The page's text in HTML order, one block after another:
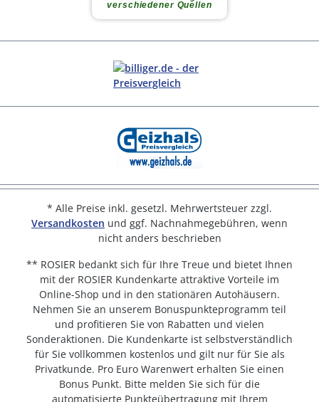
* Alle Preise inkl. gesetzl. Mehrwertsteuer zzgl.
Versandkosten und ggf. Nachnahmegebühren, wenn
nicht anders beschrieben
** ROSIER bedankt sich für Ihre Treue und bietet Ihnen
mit der ROSIER Kundenkarte attraktive Vorteile im
Online-Shop und in den stationären Autohäusern.
Nehmen Sie an unserem Bonuspunkteprogramm teil
und profitieren Sie von Rabatten und vielen
Sonderaktionen. Die Kundenkarte ist selbstverständlich
für Sie vollkommen kostenlos und gilt nur für Sie als
Privatkunde. Pro Euro Warenwert erhalten Sie einen
Bonus Punkt. Bitte melden Sie sich für die
automatisierte Punkteübertragung mit Ihrem